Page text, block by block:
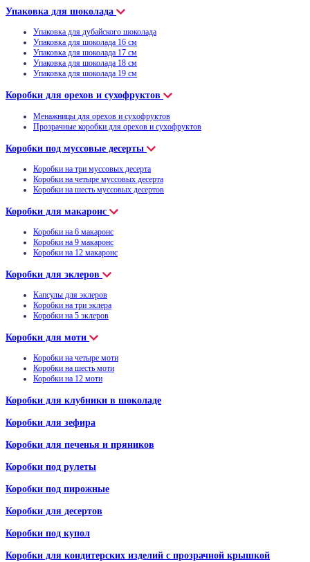
Упаковка для шоколада
Упаковка для дубайского шоколада
Упаковка для шоколада 16 см
Упаковка для шоколада 17 см
Упаковка для шоколада 18 см
Упаковка для шоколада 19 см
Коробки для орехов и сухофруктов
Менажницы для орехов и сухофруктов
Прозрачные коробки для орехов и сухофруктов
Коробки под муссовые десерты
Коробки на три муссовых десерта
Коробки на четыре муссовых десерта
Коробки на шесть муссовых десертов
Коробки для макаронс
Коробки на 6 макаронс
Коробки на 9 макаронс
Коробки на 12 макаронс
Коробки для эклеров
Капсулы для эклеров
Коробки на три эклера
Коробки на 5 эклеров
Коробки для моти
Коробки на четыре моти
Коробки на шесть моти
Коробки на 12 моти
Коробки для клубники в шоколаде
Коробки для зефира
Коробки для печенья и пряников
Коробки под рулеты
Коробки под пирожные
Коробки для десертов
Коробки под купол
Коробки для кондитерских изделий с прозрачной крышкой